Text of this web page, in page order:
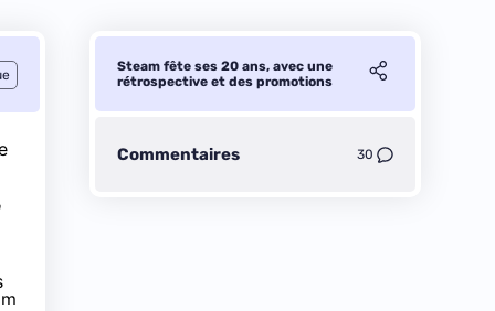
Steam fête ses 20 ans, avec une
rétrospective et des promotions
Commentaires 30